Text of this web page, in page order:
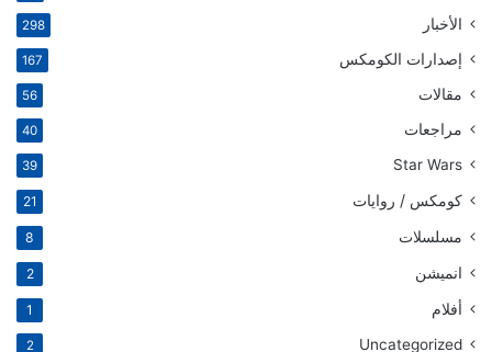
الأخبار 298
إصدارات الكومكس 167
مقالات 56
مراجعات 40
Star Wars
39
كومكس / روايات 21
مسلسلات 8
انميشن 2
أفلام 1
Uncategorized
2